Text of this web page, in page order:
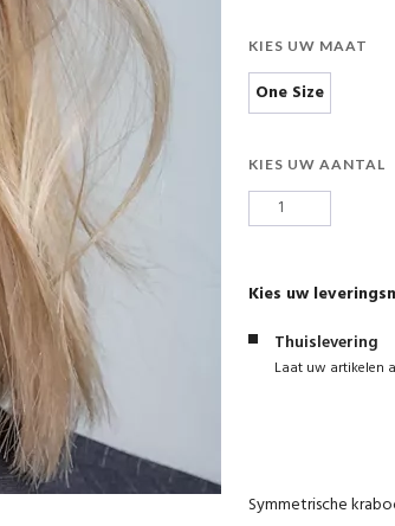
KIES UW MAAT
One Size
KIES UW AANTAL
Kies uw
Thuislevering
Laat uw artikelen
Symmetrische